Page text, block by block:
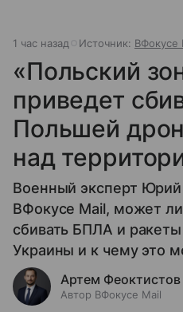
1 час назад Источник: ВФокусе
«Польский
приведет
Польшей
над
Военный эксперт Юрий
ВФокусе Mail, может
сбивать БПЛА и
Украины и к чему это
Артем Феоктистов
Автор ВФокусе Mail